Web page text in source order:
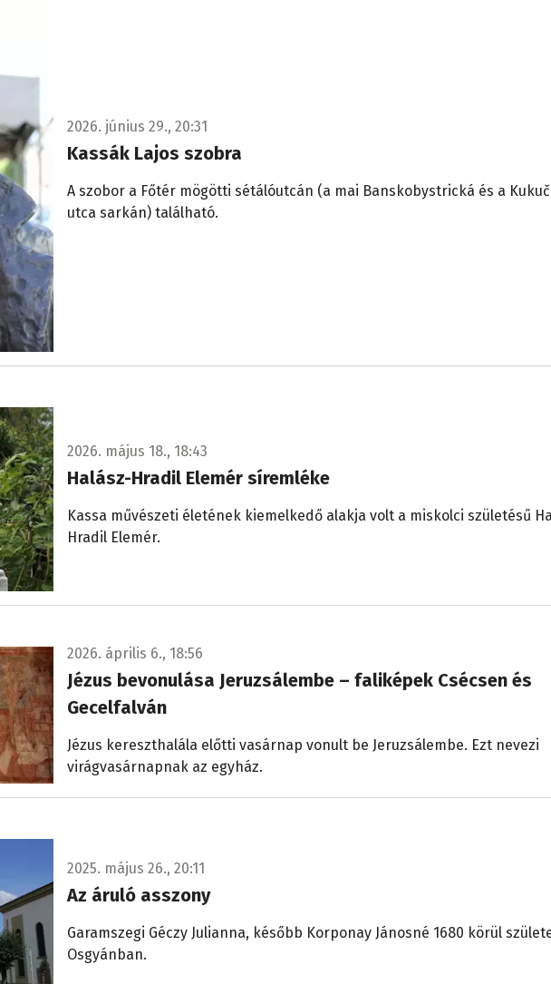
2026. június 29., 20:31
Kassák Lajos szobra
A szobor a Főtér mögötti sétálóutcán (a mai Banskobystrická és a
utca sarkán) található.
2026. május 18., 18:43
Halász-Hradil Elemér síremléke
Kassa művészeti életének kiemelkedő alakja volt a miskolci születésű
Hradil Elemér.
2026. április 6., 18:56
Jézus bevonulása Jeruzsálembe – faliképek Csécsen és
Gecelfalván
Jézus kereszthalála előtti vasárnap vonult be Jeruzsálembe. Ezt nevezi
virágvasárnapnak az egyház.
2025. május 26., 20:11
Az áruló asszony
Garamszegi Géczy Julianna, később Korponay Jánosné 1680 körül
Osgyánban.